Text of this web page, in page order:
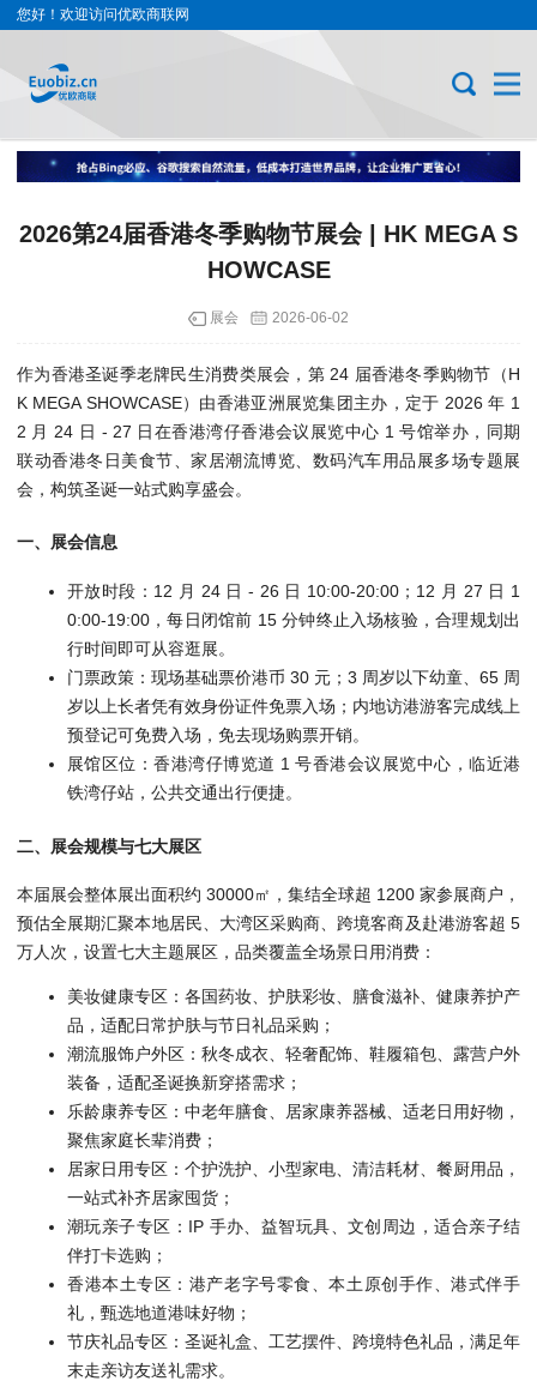
您好！欢迎访问优欧商联网
2026第24届香港冬季购物节展会 | HK MEGA S
HOWCASE
展会 2026-06-02
作为香港圣诞季老牌民生消费类展会，第 24 届香港冬季购物节（H
K MEGA SHOWCASE）由香港亚洲展览集团主办，定于 2026 年 1
2 月 24 日 - 27 日在香港湾仔香港会议展览中心 1 号馆举办，同期
联动香港冬日美食节、家居潮流博览、数码汽车用品展多场专题展
会，构筑圣诞一站式购享盛会。
一、展会信息
开放时段：12 月 24 日 - 26 日 10:00-20:00；12 月 27 日 1
0:00-19:00，每日闭馆前 15 分钟终止入场核验，合理规划出
行时间即可从容逛展。
门票政策：现场基础票价港币 30 元；3 周岁以下幼童、65 周
岁以上长者凭有效身份证件免票入场；内地访港游客完成线上
预登记可免费入场，免去现场购票开销。
展馆区位：香港湾仔博览道 1 号香港会议展览中心，临近港
铁湾仔站，公共交通出行便捷。
二、展会规模与七大展区
本届展会整体展出面积约 30000㎡，集结全球超 1200 家参展商户，
预估全展期汇聚本地居民、大湾区采购商、跨境客商及赴港游客超 5
万人次，设置七大主题展区，品类覆盖全场景日用消费：
美妆健康专区：各国药妆、护肤彩妆、膳食滋补、健康养护产
品，适配日常护肤与节日礼品采购；
潮流服饰户外区：秋冬成衣、轻奢配饰、鞋履箱包、露营户外
装备，适配圣诞换新穿搭需求；
乐龄康养专区：中老年膳食、居家康养器械、适老日用好物，
聚焦家庭长辈消费；
居家日用专区：个护洗护、小型家电、清洁耗材、餐厨用品，
一站式补齐居家囤货；
潮玩亲子专区：IP 手办、益智玩具、文创周边，适合亲子结
伴打卡选购；
香港本土专区：港产老字号零食、本土原创手作、港式伴手
礼，甄选地道港味好物；
节庆礼品专区：圣诞礼盒、工艺摆件、跨境特色礼品，满足年
末走亲访友送礼需求。